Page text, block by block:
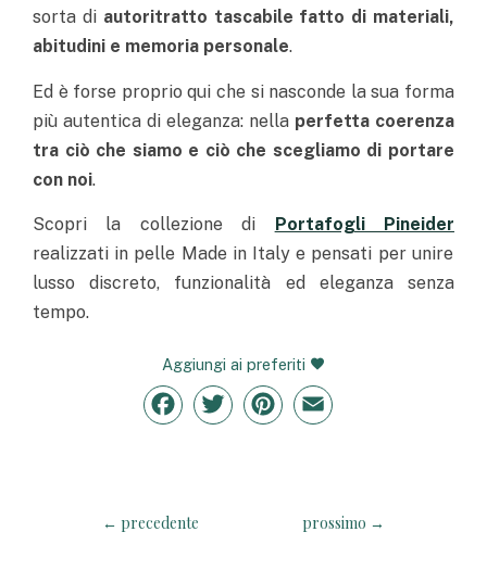
sorta di autoritratto tascabile fatto di materiali,
abitudini e memoria personale.
Ed è forse proprio qui che si nasconde la sua forma
più autentica di eleganza: nella perfetta coerenza
tra ciò che siamo e ciò che scegliamo di portare
con noi.
Scopri la collezione di
Portafogli Pineider
realizzati in pelle Made in Italy e pensati per unire
lusso discreto, funzionalità ed eleganza senza
tempo.
Aggiungi ai preferiti
Facebook
TwitterPinterestEmail
← precedente prossimo →